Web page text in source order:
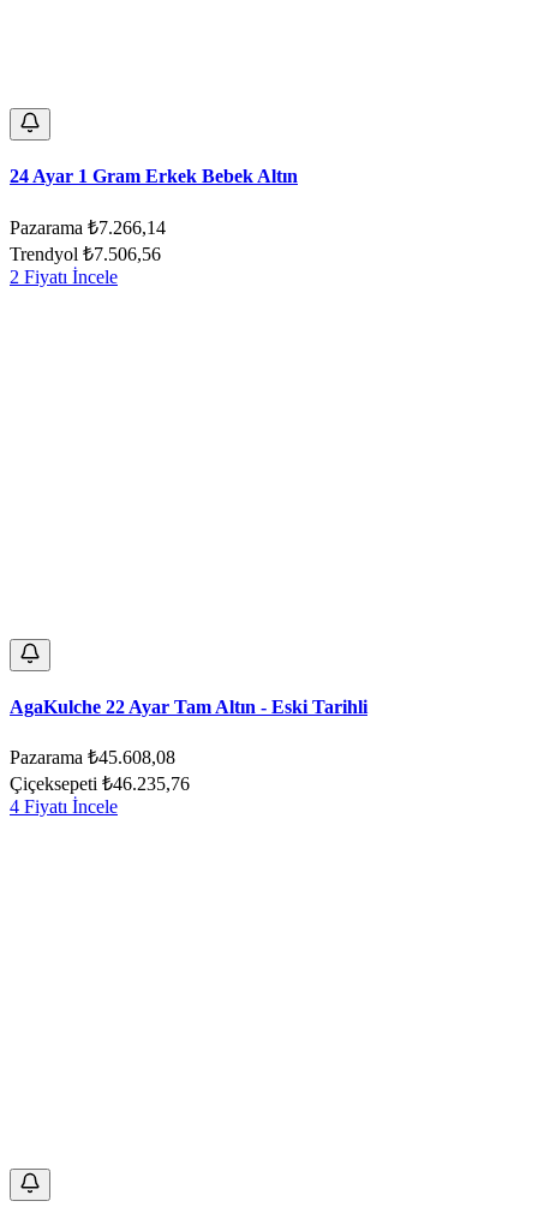
24 Ayar 1 Gram Erkek Bebek Altın
Pazarama ₺7.266,14
Trendyol ₺7.506,56
2 Fiyatı İncele
AgaKulche 22 Ayar Tam Altın - Eski Tarihli
Pazarama ₺45.608,08
Çiçeksepeti ₺46.235,76
4 Fiyatı İncele